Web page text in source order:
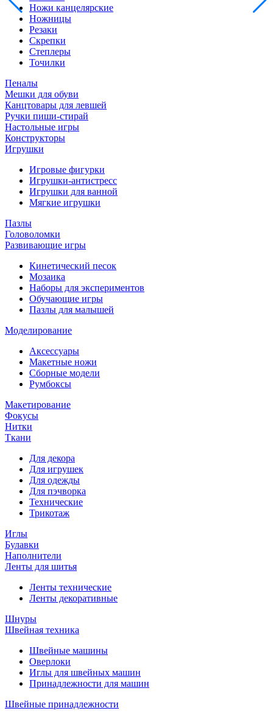
Ножи канцелярские
Ножницы
Резаки
Скрепки
Степлеры
Точилки
Пеналы
Мешки для обуви
Канцтовары для левшей
Ручки пиши-стирай
Настольные игры
Конструкторы
Игрушки
Игровые фигурки
Игрушки-антистресс
Игрушки для ванной
Мягкие игрушки
Пазлы
Головоломки
Развивающие игры
Кинетический песок
Мозаика
Наборы для экспериментов
Обучающие игры
Пазлы для малышей
Моделирование
Аксессуары
Макетные ножи
Сборные модели
Румбоксы
Макетирование
Фокусы
Нитки
Ткани
Для декора
Для игрушек
Для одежды
Для пэчворка
Технические
Трикотаж
Иглы
Булавки
Наполнители
Ленты для шитья
Ленты технические
Ленты декоративные
Шнуры
Швейная техника
Швейные машины
Оверлоки
Иглы для швейных машин
Принадлежности для машин
Швейные принадлежности